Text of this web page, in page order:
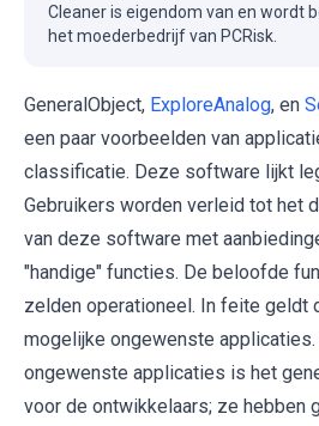
Cleaner is eigendom van en wordt
het moederbedrijf van PCRisk.
GeneralObject, ExploreAnalog, en
een paar voorbeelden van
classificatie. Deze software lijkt
Gebruikers worden verleid tot het
van deze software met
"handige" functies. De beloofde
zelden operationeel. In feite geldt
mogelijke ongewenste
ongewenste applicaties is het
voor de ontwikkelaars; ze hebben